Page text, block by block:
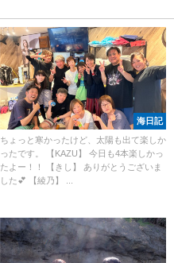
海日記
ちょっと寒かったけど、太陽も出て楽しか
ったです。 【KAZU】 今日も4本楽しかっ
たよー！！ 【きし】 ありがとうございま
した💕 【綾乃】 ...